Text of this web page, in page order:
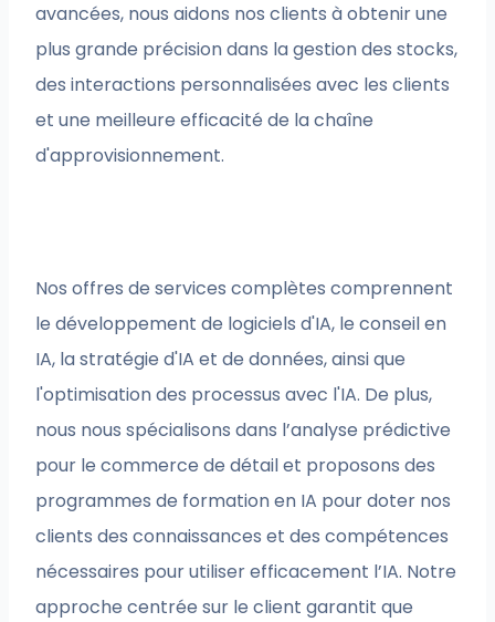
avancées, nous aidons nos clients à obtenir une
plus grande précision dans la gestion des stocks,
des interactions personnalisées avec les clients
et une meilleure efficacité de la chaîne
d'approvisionnement.
Nos offres de services complètes comprennent
le développement de logiciels d'IA, le conseil en
IA, la stratégie d'IA et de données, ainsi que
l'optimisation des processus avec l'IA. De plus,
nous nous spécialisons dans l’analyse prédictive
pour le commerce de détail et proposons des
programmes de formation en IA pour doter nos
clients des connaissances et des compétences
nécessaires pour utiliser efficacement l’IA. Notre
approche centrée sur le client garantit que